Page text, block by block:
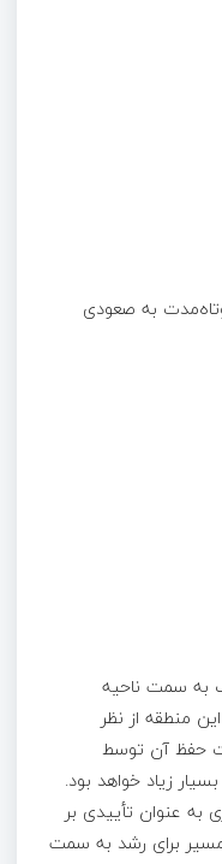
به صعودی
به سمت ناحیه
دلار است. این منطقه از نظر
حفظ آن توسط
زیاد خواهد بود.
بالای محدوده‌ی ۳۵ دلاری به عنوان تأییدی بر
برای رشد به سمت